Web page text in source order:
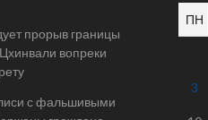
прорыв границы
вопреки
с фальшивыми
ПН
3